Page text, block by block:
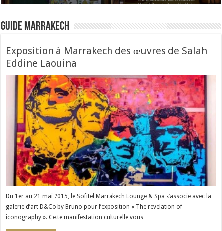
Guide Marrakech
Exposition à Marrakech des œuvres de Salah
Eddine Laouina
Du 1er au 21 mai 2015, le Sofitel Marrakech Lounge & Spa s’associe avec la
galerie d’art D&Co by Bruno pour l’exposition « The revelation of
iconography ». Cette manifestation culturelle vous …